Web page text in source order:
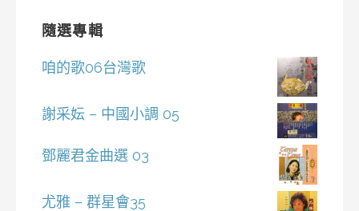
隨選專輯
咱的歌06台灣歌
謝采妘 – 中國小調 05
鄧麗君金曲選 03
尤雅 – 群星會35